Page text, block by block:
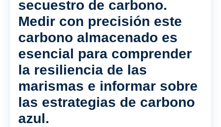
secuestro de carbono.
Medir con precisión este
carbono almacenado es
esencial para comprender
la resiliencia de las
marismas e informar sobre
las estrategias de carbono
azul.